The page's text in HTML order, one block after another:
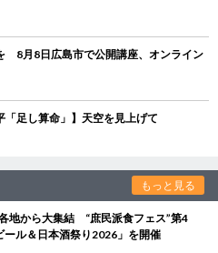
8月8日広島市で公開講座、オンライン
「足し算命」】天空を見上げて
もっと見る
地から大集結 “庶民派食フェス”第4
ール＆日本酒祭り2026」を開催